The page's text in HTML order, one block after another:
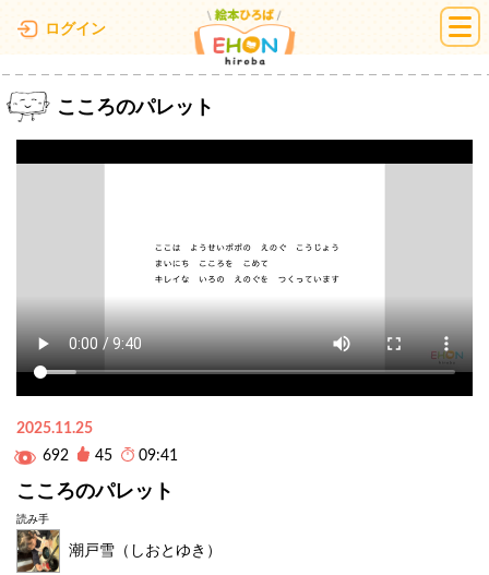
ログイン 絵本ひろば
こころのパレット
2025.11.25
692
45 09:41
こころのパレット
読み手
潮戸雪（しおとゆき）